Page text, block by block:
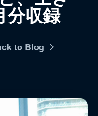
分収録
to Blog